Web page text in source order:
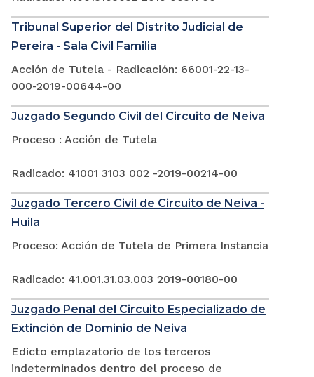
Tribunal Superior del Distrito Judicial de
Pereira - Sala Civil Familia
Acción de Tutela - Radicación: 66001-22-13-
000-2019-00644-00
Juzgado Segundo Civil del Circuito de Neiva
Proceso : Acción de Tutela
Radicado: 41001 3103 002 -2019-00214-00
Juzgado Tercero Civil de Circuito de Neiva -
Huila
Proceso: Acción de Tutela de Primera Instancia
Radicado: 41.001.31.03.003 2019-00180-00
Juzgado Penal del Circuito Especializado de
Extinción de Dominio de Neiva
Edicto emplazatorio de los terceros
indeterminados dentro del proceso de